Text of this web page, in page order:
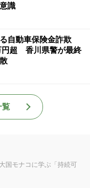
識
自動車保険金詐欺
円超 香川県警が最終
覧
国モナコに学ぶ「持続可